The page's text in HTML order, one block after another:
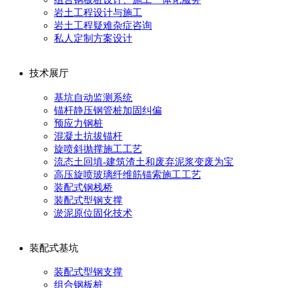
岩土工程设计与施工
岩土工程疑难杂症咨询
私人定制方案设计
技术展厅
基坑自动监测系统
锚杆静压钢管桩加固纠偏
预应力钢桩
混凝土抗拔锚杆
旋喷斜抛撑施工工艺
流态土回填-建筑渣土和废弃泥浆变废为宝
高压旋喷玻璃纤维筋锚索施工工艺
装配式钢栈桥
装配式型钢支撑
淤泥原位固化技术
装配式基坑
装配式型钢支撑
组合钢板桩